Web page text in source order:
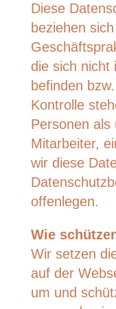
Diese
beziehen
die sich nicht
befinden
Kontrolle
Personen als
Mitarbeiter,
wir diese
offenlegen.
Wie
Wir setzen
auf der
um und